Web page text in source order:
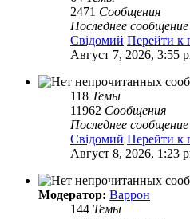
2471 Сообщения
Последнее сообщение
Свідомий Перейти к
Август 7, 2026, 3:55
118 Темы
11962 Сообщения
Последнее сообщение
Свідомий Перейти к
Август 8, 2026, 1:23
Модератор: Варрон
144 Темы